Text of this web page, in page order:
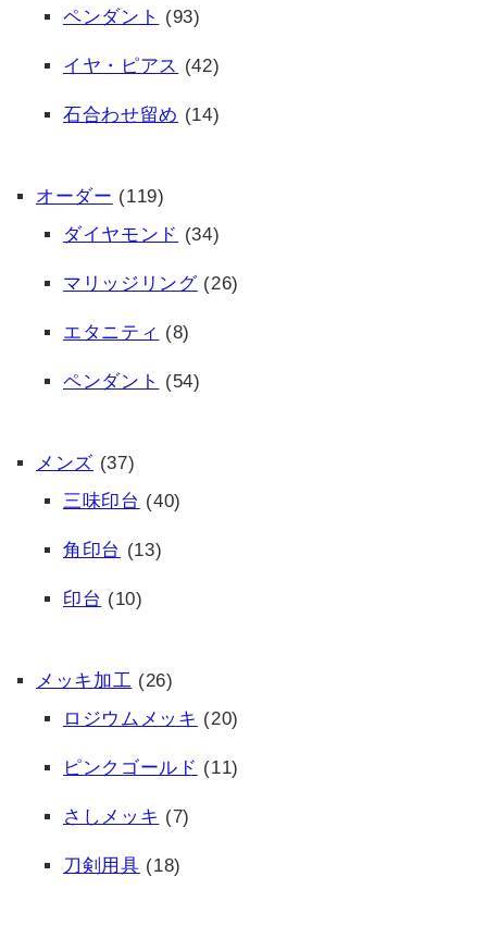
ペンダント (93)
イヤ・ピアス (42)
石合わせ留め (14)
オーダー (119)
ダイヤモンド (34)
マリッジリング(26)
エタニティ (8)
ペンダント (54)
メンズ (37)
三味印台 (40)
角印台 (13)
印台 (10)
メッキ加工 (26)
ロジウムメッキ (20)
ピンクゴールド (11)
さしメッキ (7)
刀剣用具 (18)